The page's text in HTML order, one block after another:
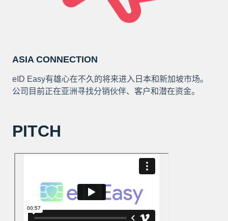
ASIA CONNECTION
eID Easy有雄心在不久的将来进入日本和新加坡市场。
公司目前正在亚洲寻找分销伙伴、客户和潜在资金。
PITCH